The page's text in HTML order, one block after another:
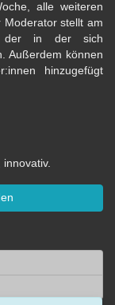
alle weiteren
stellt am
der in der sich
Außerdem können
hinzugefügt
innovativ.